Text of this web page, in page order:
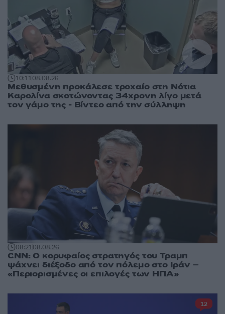
10:1108.08.26
Μεθυσμένη προκάλεσε τροχαίο στη Νότια
Καρολίνα σκοτώνοντας 34χρονη λίγο μετά
τον γάμο της - Βίντεο από την σύλληψη
08:2108.08.26
CNN: Ο κορυφαίος στρατηγός του Τραμπ
ψάχνει διέξοδο από τον πόλεμο στο Ιράν –
«Περιορισμένες οι επιλογές των ΗΠΑ»
12